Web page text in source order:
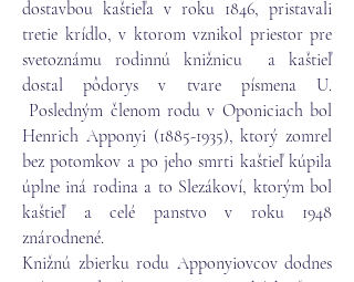
dostavbou kaštieľa v roku 1846, pristavali
tretie krídlo, v ktorom vznikol priestor pre
svetoznámu rodinnú knižnicu a kaštieľ
dostal pôdorys v tvare písmena U.
Posledným členom rodu v Oponiciach bol
Henrich Apponyi (1885-1935), ktorý zomrel
bez potomkov a po jeho smrti kaštieľ kúpila
úplne iná rodina a to Slezákoví, ktorým bol
kaštieľ a celé panstvo v roku 1948
znárodnené.
Knižnú zbierku rodu Apponyiovcov dodnes